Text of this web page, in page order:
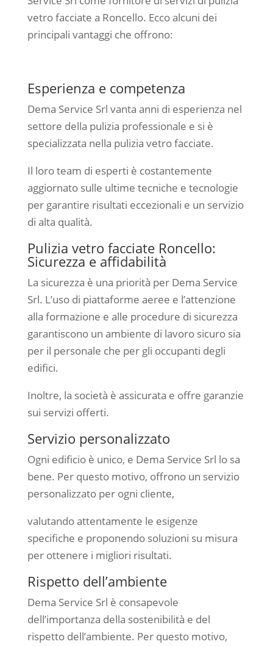
vetro facciate a Roncello. Ecco alcuni dei
principali vantaggi che offrono:
Esperienza e competenza
Dema Service Srl vanta anni di esperienza nel
settore della pulizia professionale e si è
specializzata nella pulizia vetro facciate.
Il loro team di esperti è costantemente
aggiornato sulle ultime tecniche e tecnologie
per garantire risultati eccezionali e un servizio
di alta qualità.
Pulizia vetro facciate Roncello:
Sicurezza e affidabilità
La sicurezza è una priorità per Dema Service
Srl. L’uso di piattaforme aeree e l’attenzione
alla formazione e alle procedure di sicurezza
garantiscono un ambiente di lavoro sicuro sia
per il personale che per gli occupanti degli
edifici.
Inoltre, la società è assicurata e offre garanzie
sui servizi offerti.
Servizio personalizzato
Ogni edificio è unico, e Dema Service Srl lo sa
bene. Per questo motivo, offrono un servizio
personalizzato per ogni cliente,
valutando attentamente le esigenze
specifiche e proponendo soluzioni su misura
per ottenere i migliori risultati.
Rispetto dell’ambiente
Dema Service Srl è consapevole
dell’importanza della sostenibilità e del
rispetto dell’ambiente. Per questo motivo,